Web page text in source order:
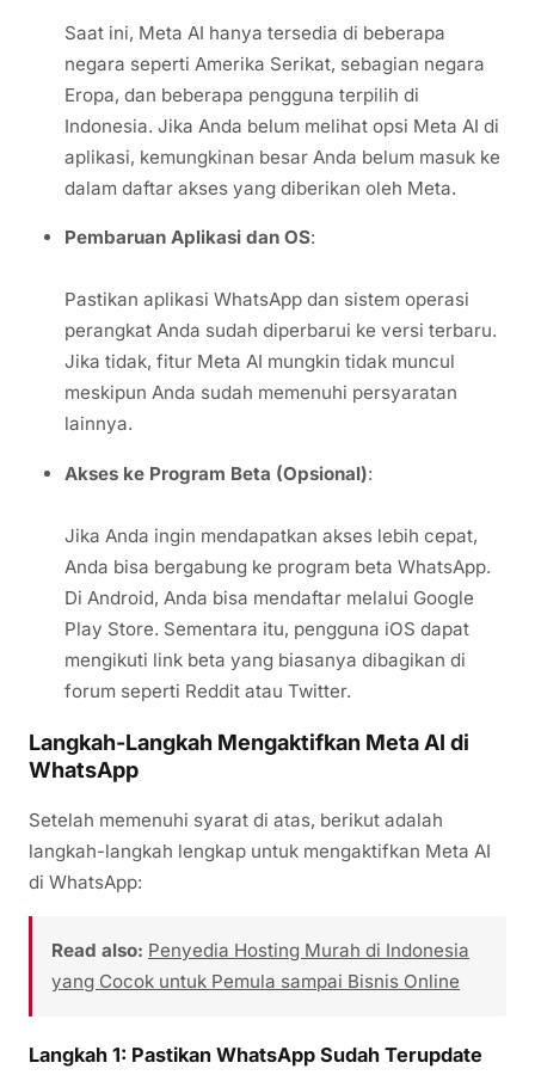
Saat ini, Meta AI hanya tersedia di beberapa
negara seperti Amerika Serikat, sebagian negara
Eropa, dan beberapa pengguna terpilih di
Indonesia. Jika Anda belum melihat opsi Meta AI di
aplikasi, kemungkinan besar Anda belum masuk ke
dalam daftar akses yang diberikan oleh Meta.
Pembaruan Aplikasi dan OS:
Pastikan aplikasi WhatsApp dan sistem operasi
perangkat Anda sudah diperbarui ke versi terbaru.
Jika tidak, fitur Meta AI mungkin tidak muncul
meskipun Anda sudah memenuhi persyaratan
lainnya.
Akses ke Program Beta (Opsional):
Jika Anda ingin mendapatkan akses lebih cepat,
Anda bisa bergabung ke program beta WhatsApp.
Di Android, Anda bisa mendaftar melalui Google
Play Store. Sementara itu, pengguna iOS dapat
mengikuti link beta yang biasanya dibagikan di
forum seperti Reddit atau Twitter.
Langkah-Langkah Mengaktifkan Meta AI di
WhatsApp
Setelah memenuhi syarat di atas, berikut adalah
langkah-langkah lengkap untuk mengaktifkan Meta AI
di WhatsApp:
Read also: Penyedia Hosting Murah di Indonesia
yang Cocok untuk Pemula sampai Bisnis Online
Langkah 1: Pastikan WhatsApp Sudah Terupdate